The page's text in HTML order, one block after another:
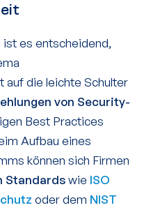
ist es entscheidend,
auf die leichte Schulter
von Security-
Best Practices
Aufbau eines
können sich Firmen
Standardswie ISO
oder dem NIST